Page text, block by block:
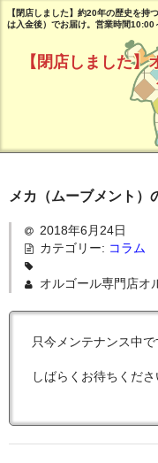
【閉店しました】約20年の歴史を持
は入金後）でお届け。営業時間10:00
【閉店しました
曲目リスト(試聴可能♪)
ご注文ガイド(必読!!)
メカ（ムーブメント
2018年6月24日
カテゴリー: コラム
オルゴール専門店オ
只今メンテナンス中で
しばらくお待ちくださ